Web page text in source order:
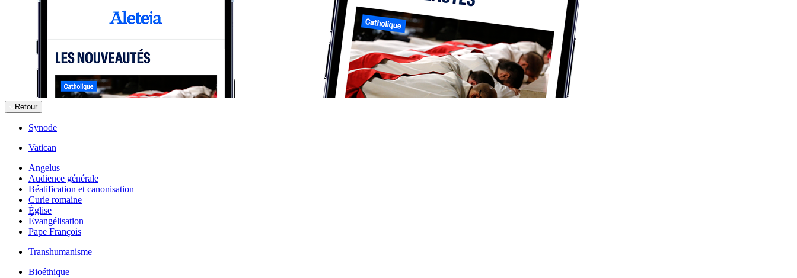
Retour
Synode
Vatican
Angelus
Audience générale
Béatification et canonisation
Curie romaine
Église
Évangélisation
Pape François
Transhumanisme
Bioéthique